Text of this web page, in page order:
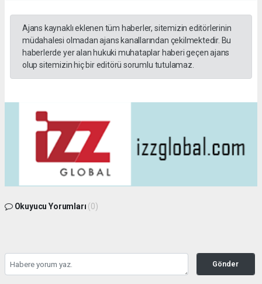
Ajans kaynaklı eklenen tüm haberler, sitemizin editörlerinin
müdahalesi olmadan ajans kanallarından çekilmektedir. Bu
haberlerde yer alan hukuki muhataplar haberi geçen ajans
olup sitemizin hiç bir editörü sorumlu tutulamaz.
Okuyucu Yorumları (0)
Gönder